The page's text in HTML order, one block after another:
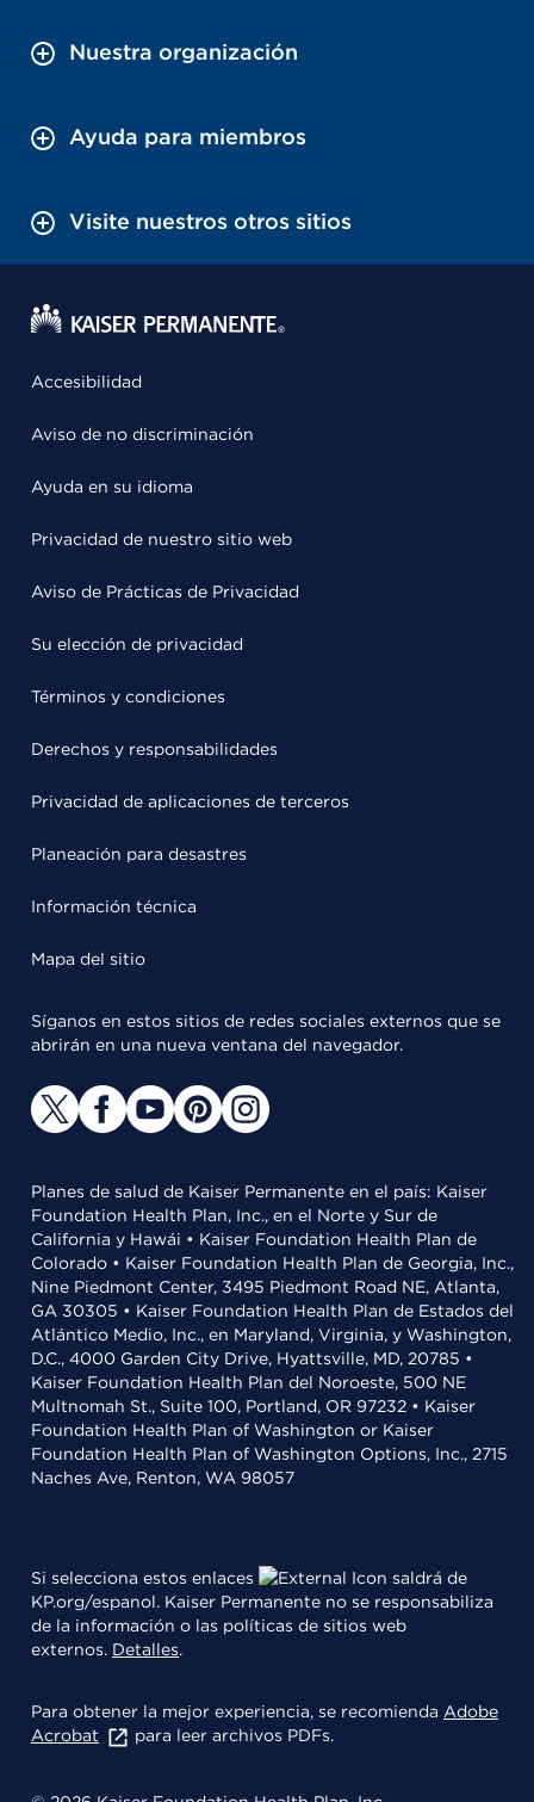
Nuestra organización
Ayuda para miembros
Visite nuestros otros sitios
Accesibilidad
Aviso de no discriminación
Ayuda en su idioma
Privacidad de nuestro sitio web
Aviso de Prácticas de Privacidad
Su elección de privacidad
Términos y condiciones
Derechos y responsabilidades
Privacidad de aplicaciones de terceros
Planeación para desastres
Información técnica
Mapa del sitio
Síganos en estos sitios de redes sociales externos que se
abrirán en una nueva ventana del navegador.
Planes de salud de Kaiser Permanente en el país: Kaiser
Foundation Health Plan, Inc., en el Norte y Sur de
California y Hawái • Kaiser Foundation Health Plan de
Colorado • Kaiser Foundation Health Plan de Georgia, Inc.,
Nine Piedmont Center, 3495 Piedmont Road NE, Atlanta,
GA 30305 • Kaiser Foundation Health Plan de Estados del
Atlántico Medio, Inc., en Maryland, Virginia, y Washington,
D.C., 4000 Garden City Drive, Hyattsville, MD, 20785 •
Kaiser Foundation Health Plan del Noroeste, 500 NE
Multnomah St., Suite 100, Portland, OR 97232 • Kaiser
Foundation Health Plan of Washington or Kaiser
Foundation Health Plan of Washington Options, Inc., 2715
Naches Ave, Renton, WA 98057
Si selecciona estos enlaces
saldrá de
KP.org/espanol. Kaiser Permanente no se responsabiliza
de la información o las políticas de sitios web
externos. Detalles.
Para obtener la mejor experiencia, se recomienda Adobe
Acrobat
para leer archivos PDFs.